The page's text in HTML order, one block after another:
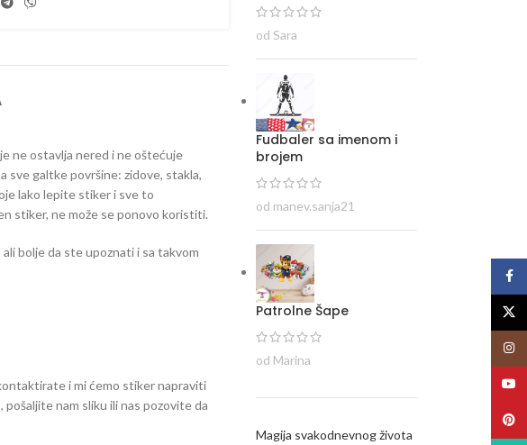
ne ostavlja nered i ne oštećuje
sve galtke površine: zidove, stakla,
lako lepite stiker i sve to
stiker, ne može se ponovo koristiti.
bolje da ste upoznati i sa takvom
i mi ćemo stiker napraviti
pošaljite nam sliku ili nas pozovite da
od Sara
Fudbaler sa imenom i
brojem
od manev.sanja21
Patrolne Šape
od Marina
Magija svakodnevnog života